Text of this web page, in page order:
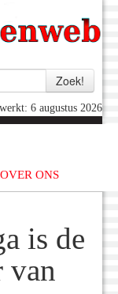
6 augustus 2026
OVER ONS
is de
van